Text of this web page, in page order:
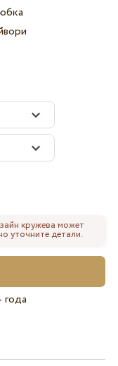
кружева может
уточните детали.